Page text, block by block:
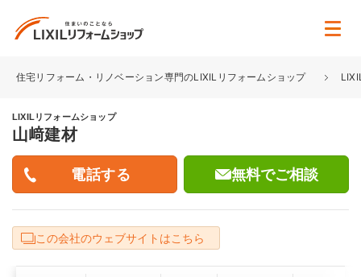
住宅リフォーム・リノベーション専門のLIXILリフォームショップ
LIXILリフォームショップ
山﨑建材
無料でご相談
この会社のウェブサイトはこちら